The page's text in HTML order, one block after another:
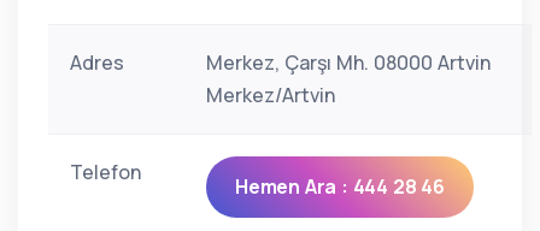
Adres
Merkez, Çarşı Mh. 08000 Artvin
Merkez/Artvin
Telefon
Hemen Ara : 444 28 46